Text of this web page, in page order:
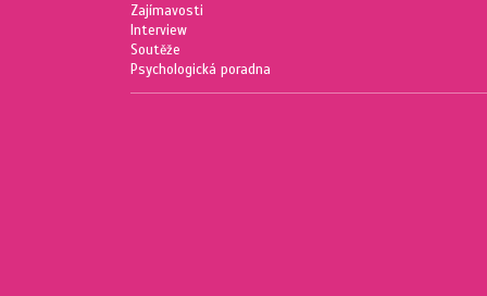
Zajímavosti
Interview
Soutěže
Psychologická poradna